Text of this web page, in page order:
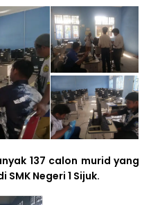
137 calon murid yang
Negeri 1 Sijuk.